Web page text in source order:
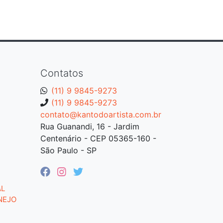
Contatos
(11) 9 9845-9273
(11) 9 9845-9273
contato@kantodoartista.com.br
Rua Guanandi, 16 - Jardim
Centenário - CEP 05365-160 -
São Paulo - SP